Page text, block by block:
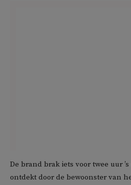
De brand brak iets voor twee uur
ontdekt door de bewoonster van